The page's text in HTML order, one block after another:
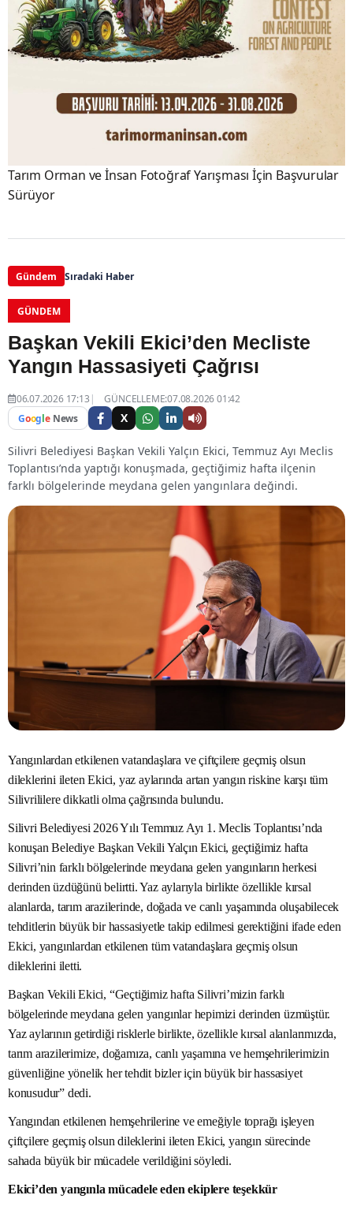
Tarım Orman ve İnsan Fotoğraf Yarışması İçin Başvurular
Sürüyor
Gündem Sıradaki Haber
GÜNDEM
Başkan Vekili Ekici’den Mecliste
Yangın Hassasiyeti Çağrısı
06.07.2026 17:13
GÜNCELLEME:07.08.2026 01:42
Google News X
Silivri Belediyesi Başkan Vekili Yalçın Ekici, Temmuz Ayı Meclis
Toplantısı’nda yaptığı konuşmada, geçtiğimiz hafta ilçenin
farklı bölgelerinde meydana gelen yangınlara değindi.
Yangınlardan etkilenen vatandaşlara ve çiftçilere geçmiş olsun
dileklerini ileten Ekici, yaz aylarında artan yangın riskine karşı tüm
Silivrililere dikkatli olma çağrısında bulundu.
Silivri Belediyesi 2026 Yılı Temmuz Ayı 1. Meclis Toplantısı’nda
konuşan Belediye Başkan Vekili Yalçın Ekici, geçtiğimiz hafta
Silivri’nin farklı bölgelerinde meydana gelen yangınların herkesi
derinden üzdüğünü belirtti. Yaz aylarıyla birlikte özellikle kırsal
alanlarda, tarım arazilerinde, doğada ve canlı yaşamında oluşabilecek
tehditlerin büyük bir hassasiyetle takip edilmesi gerektiğini ifade eden
Ekici, yangınlardan etkilenen tüm vatandaşlara geçmiş olsun
dileklerini iletti.
Başkan Vekili Ekici, “Geçtiğimiz hafta Silivri’mizin farklı
bölgelerinde meydana gelen yangınlar hepimizi derinden üzmüştür.
Yaz aylarının getirdiği risklerle birlikte, özellikle kırsal alanlarımızda,
tarım arazilerimize, doğamıza, canlı yaşamına ve hemşehrilerimizin
güvenliğine yönelik her tehdit bizler için büyük bir hassasiyet
konusudur” dedi.
Yangından etkilenen hemşehrilerine ve emeğiyle toprağı işleyen
çiftçilere geçmiş olsun dileklerini ileten Ekici, yangın sürecinde
sahada büyük bir mücadele verildiğini söyledi.
Ekici’den yangınla mücadele eden ekiplere teşekkür